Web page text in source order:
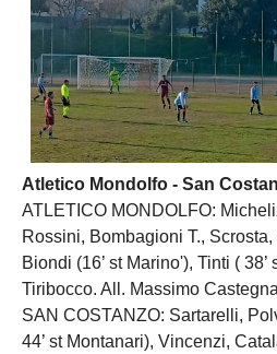
Atletico Mondolfo - San
ATLETICO MONDOLFO:
Rossini, Bombagioni T.,
Biondi (16’ st Marino'), Tinti (
Tiribocco. All. Massimo
SAN COSTANZO: Sartarelli,
44’ st Montanari), Vincenzi,